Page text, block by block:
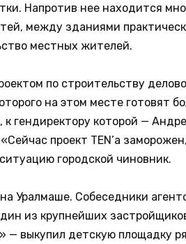
Напротив нее находится
между зданиями
местных жителей.
по строительству
на этом месте готовят
к гендиректору которой —
проект TEN’а
городской чиновник.
Уралмаше. Собеседники
из крупнейших
— выкупил детскую площадку